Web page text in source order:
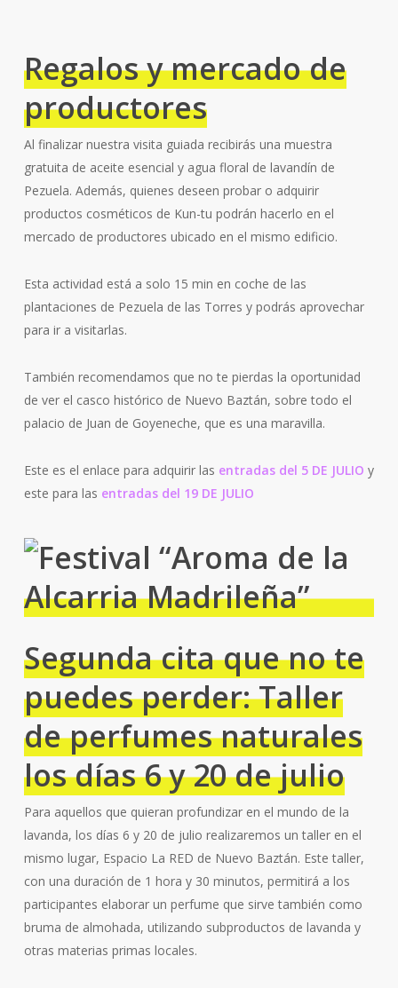
Regalos y mercado de
productores
Al finalizar nuestra visita guiada recibirás una muestra
gratuita de aceite esencial y agua floral de lavandín de
Pezuela. Además, quienes deseen probar o adquirir
productos cosméticos de Kun-tu podrán hacerlo en el
mercado de productores ubicado en el mismo edificio.
Esta actividad está a solo 15 min en coche de las
plantaciones de Pezuela de las Torres y podrás aprovechar
para ir a visitarlas.
También recomendamos que no te pierdas la oportunidad
de ver el casco histórico de Nuevo Baztán, sobre todo el
palacio de Juan de Goyeneche, que es una maravilla.
Este es el enlace para adquirir las entradas del 5 DE JULIO y
este para las entradas del 19 DE JULIO
Segunda cita que no te
puedes perder: Taller
de perfumes naturales
los días 6 y 20 de julio
Para aquellos que quieran profundizar en el mundo de la
lavanda, los días 6 y 20 de julio realizaremos un taller en el
mismo lugar, Espacio La RED de Nuevo Baztán. Este taller,
con una duración de 1 hora y 30 minutos, permitirá a los
participantes elaborar un perfume que sirve también como
bruma de almohada, utilizando subproductos de lavanda y
otras materias primas locales.